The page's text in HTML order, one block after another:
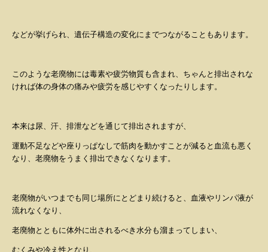
などが挙げられ、遺伝子構造の変化にまでつながることもあります。
このような老廃物には毒素や疲労物質も含まれ、ちゃんと排出されな
ければ体の身体の痛みや疲労を感じやすくなったりします。
本来は尿、汗、排泄などを通じて排出されますが、
運動不足などや座りっぱなしで筋肉を動かすことが減ると血流も悪く
なり、老廃物をうまく排出できなくなります。
老廃物がいつまでも同じ場所にとどまり続けると、血液やリンパ液が
流れなくなり、
老廃物とともに体外に出されるべき水分も溜まってしまい、
むくみや冷え性となり、